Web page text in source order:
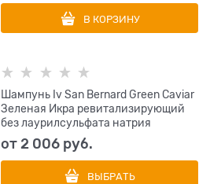
В КОРЗИНУ
Шампунь Iv San Bernard Green Caviar
Зеленая Икра ревитализирующий
без лаурилсульфата натрия
от2 006 руб.
ВЫБРАТЬ